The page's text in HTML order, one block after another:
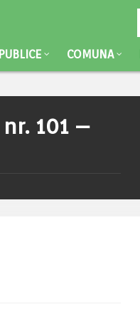
COMUNA
nr. 101 –